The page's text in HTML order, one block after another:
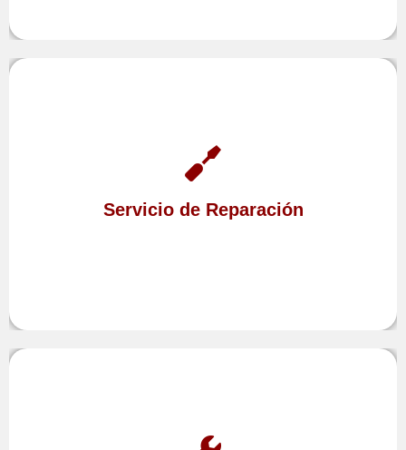
Servicio de Reparación
Cuando sus equipos comiencen a fallar confíe en
de
nosotros nos ocuparemos de resolver sus